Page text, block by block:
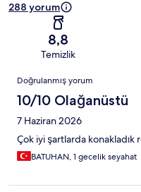
288 yorum
8,8
Temizlik
Yorumlar
Doğrulanmış yorum
10/10 Olağanüstü
7 Haziran 2026
Çok iyi şartlarda
BATUHAN, 1 gecelik seyahat